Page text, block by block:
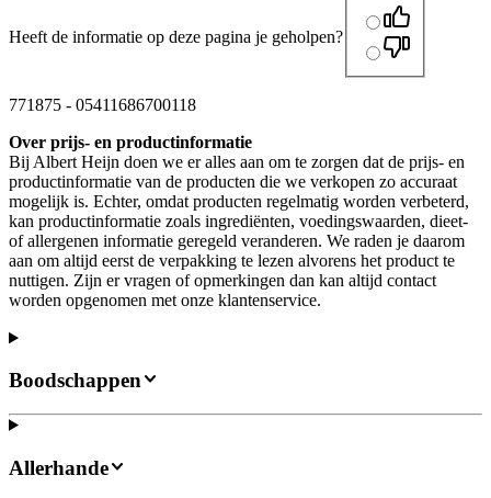
Heeft de informatie op deze pagina je geholpen?
771875 - 05411686700118
Over prijs- en productinformatie
Bij Albert Heijn doen we er alles aan om te zorgen dat de prijs- en
productinformatie van de producten die we verkopen zo accuraat
mogelijk is. Echter, omdat producten regelmatig worden verbeterd,
kan productinformatie zoals ingrediënten, voedingswaarden, dieet-
of allergenen informatie geregeld veranderen. We raden je daarom
aan om altijd eerst de verpakking te lezen alvorens het product te
nuttigen. Zijn er vragen of opmerkingen dan kan altijd contact
worden opgenomen met onze klantenservice.
Boodschappen
Allerhande